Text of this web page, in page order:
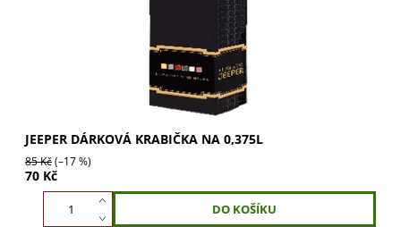
JEEPER DÁRKOVÁ KRABIČKA NA 0,375L
85 Kč(–17 %)
70 Kč